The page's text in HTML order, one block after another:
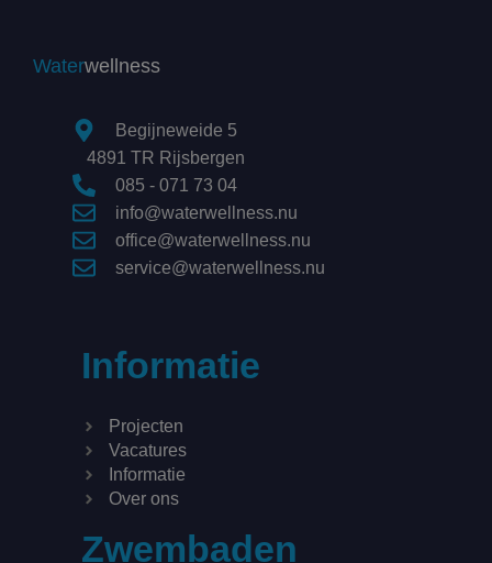
Waterwellness
Begijneweide 5
4891 TR Rijsbergen
085 - 071 73 04
info@waterwellness.nu
office@waterwellness.nu
service@waterwellness.nu
Informatie
Projecten
Vacatures
Informatie
Over ons
Zwembaden